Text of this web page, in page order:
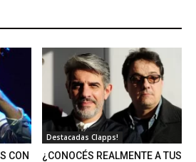
CON
Destacadas Clapps!
¿CONOCÉS REALMENTE A TUS